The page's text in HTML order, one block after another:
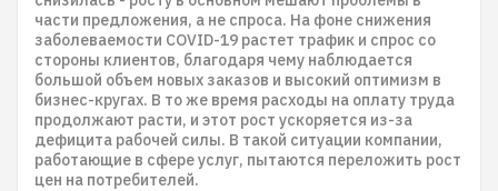
части предложения, а не спроса. На фоне снижения
заболеваемости COVID-19 растет трафик и спрос со
стороны клиентов, благодаря чему наблюдается
большой объем новых заказов и высокий оптимизм в
бизнес-кругах. В то же время расходы на оплату труда
продолжают расти, и этот рост ускоряется из-за
дефицита рабочей силы. В такой ситуации компании,
работающие в сфере услуг, пытаются переложить рост
цен на потребителей.